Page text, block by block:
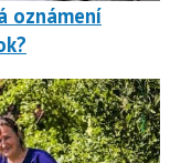
oznámení